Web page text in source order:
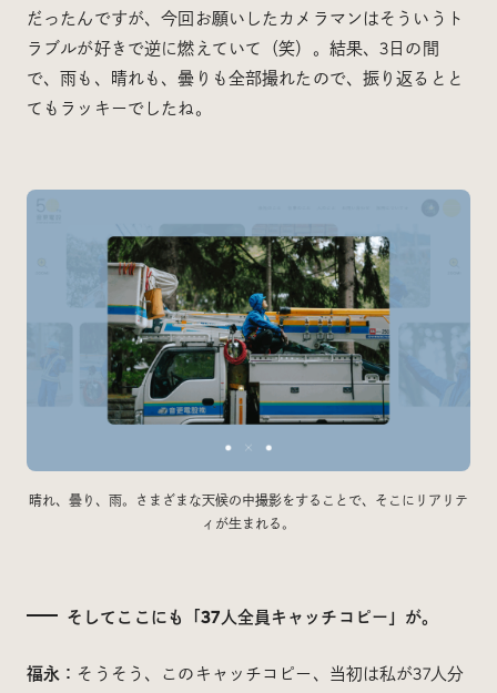
だったんですが、今回お願いしたカメラマンはそういうト
ラブルが好きで逆に燃えていて（笑）。結果、3日の間
で、雨も、晴れも、曇りも全部撮れたので、振り返るとと
てもラッキーでしたね。
晴れ、曇り、雨。さまざまな天候の中撮影をすることで、そこにリアリテ
ィが生まれる。
そしてここにも「37人全員キャッチコピー」が。
福永： そうそう、このキャッチコピー、当初は私が37人分